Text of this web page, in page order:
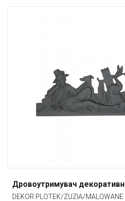
Дровоутримувач
DEKOR PLOTEK/ZUZIA/MALOWANE